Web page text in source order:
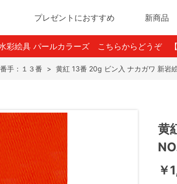
プレゼントにおすすめ 新商品
彩絵具 パールカラーズ こちらからどうぞ
番手：１３番 > 黄紅 13番 20g ビン入 ナカガワ 新岩
黄
￥